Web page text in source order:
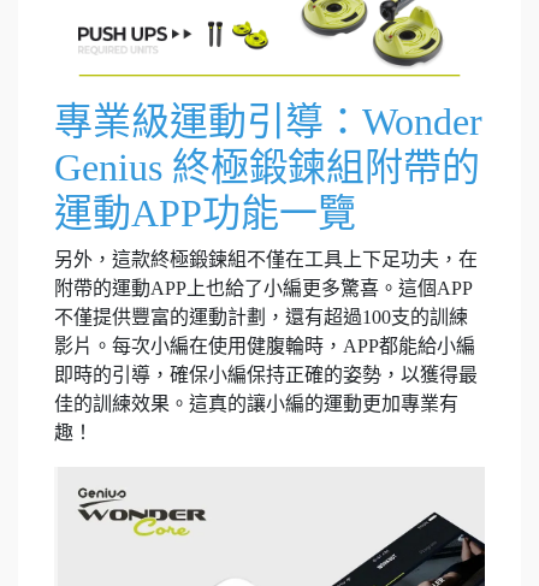
專業級運動引導：Wonder
Genius 終極鍛鍊組附帶的
運動APP功能一覽
另外，這款終極鍛鍊組不僅在工具上下足功夫，在
附帶的運動APP上也給了小編更多驚喜。這個APP
不僅提供豐富的運動計劃，還有超過100支的訓練
影片。每次小編在使用健腹輪時，APP都能給小編
即時的引導，確保小編保持正確的姿勢，以獲得最
佳的訓練效果。這真的讓小編的運動更加專業有
趣！